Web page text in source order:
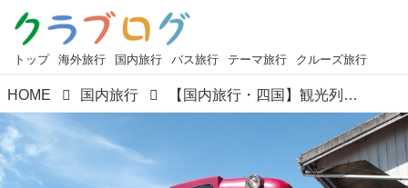
トップ 海外旅行 国内旅行 バス旅行 テーマ旅行 クルーズ旅行
HOME 国内旅行 【国内旅行・四国】観光列車「伊予灘ものがたり」ツアー情報